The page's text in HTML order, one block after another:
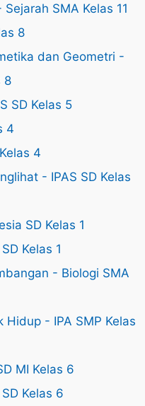
SMA Kelas 11
8
dan Geometri -
8
SD Kelas 5
4
4
- IPAS SD Kelas
SD Kelas 1
Kelas 1
- Biologi SMA
Hidup - IPA SMP Kelas
MI Kelas 6
Kelas 6